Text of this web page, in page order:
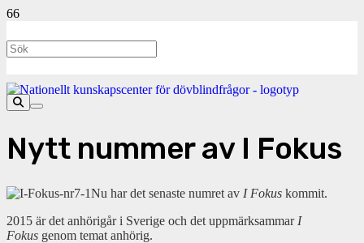
Nytt nummer av I Fokus
Nu har det senaste numret av I Fokus kommit.
2015 är det anhörigår i Sverige och det uppmärksammar I
Fokus genom temat anhörig.